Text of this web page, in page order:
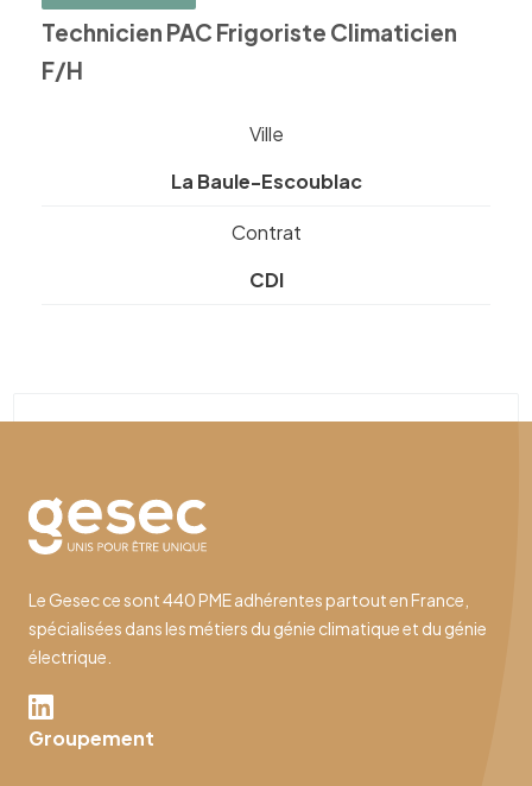
Technicien PAC Frigoriste Climaticien
F/H
Ville
La Baule-Escoublac
Contrat
CDI
Le Gesec ce sont 440 PME adhérentes partout en France,
spécialisées dans les métiers du génie climatique et du génie
électrique.
Groupement